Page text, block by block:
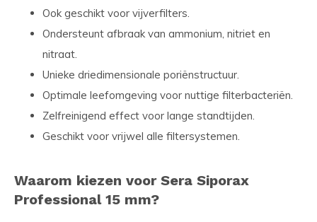
Ook geschikt voor vijverfilters.
Ondersteunt afbraak van ammonium, nitriet en
nitraat.
Unieke driedimensionale poriënstructuur.
Optimale leefomgeving voor nuttige filterbacteriën.
Zelfreinigend effect voor lange standtijden.
Geschikt voor vrijwel alle filtersystemen.
Waarom kiezen voor Sera Siporax
Professional 15 mm?